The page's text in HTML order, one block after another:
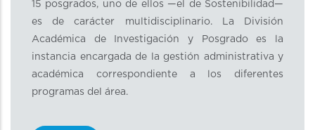
15 posgrados, uno de ellos —el de Sostenibilidad—
es de carácter multidisciplinario. La División
Académica de Investigación y Posgrado es la
instancia encargada de la gestión administrativa y
académica correspondiente a los diferentes
programas del área.